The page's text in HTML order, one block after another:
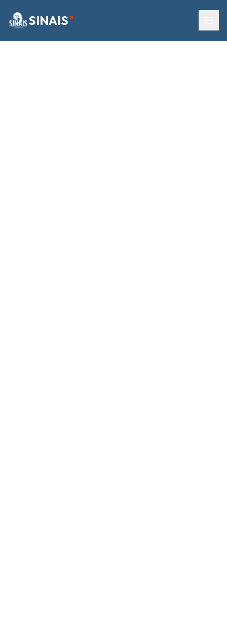
SINAIS ®